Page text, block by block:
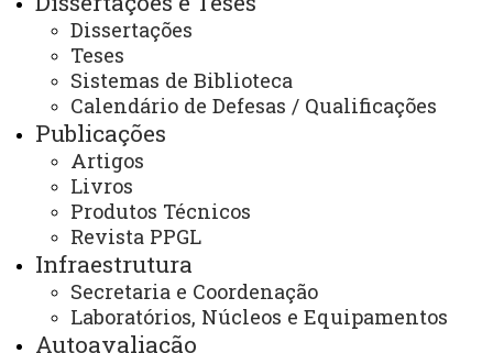
Dissertações
Teses
Sistemas de Biblioteca
Calendário de Defesas / Qualificações
Publicações
Artigos
Livros
Produtos Técnicos
Revista PPGL
Infraestrutura
Secretaria e Coordenação
Laboratórios, Núcleos e Equipamentos
Autoavaliação
Doutorado, sendo que é obrigatório que o aluno curse,
pelo menos, dois seminários. A oferta dos seminários
deve estar relacionada à necessidade das Linhas de
Pesquisa e podem ser propostas, inclusive para
divulgação de pesquisas de pesquisadores convidados.
DISCIPLINAS OBRIGATÓRIAS –
DOUTORADO
C